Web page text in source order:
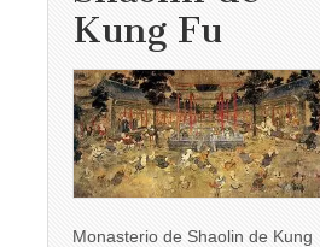
Kung Fu
Monasterio de Shaolin de Kung